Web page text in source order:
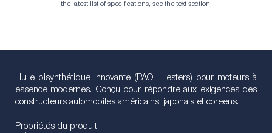
the latest list of specifications, see the text section.
Huile bisynthétique innovante (PAO + esters) pour moteurs à
essence modernes. Conçu pour répondre aux exigences des
constructeurs automobiles américains, japonais et coreens.
Propriétés du produit: